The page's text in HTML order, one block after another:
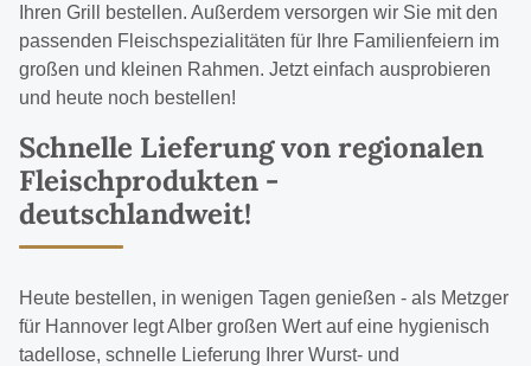
Ihren Grill bestellen. Außerdem versorgen wir Sie mit den
passenden Fleischspezialitäten für Ihre Familienfeiern im
großen und kleinen Rahmen. Jetzt einfach ausprobieren
und heute noch bestellen!
Schnelle Lieferung von regionalen
Fleischprodukten -
deutschlandweit!
Heute bestellen, in wenigen Tagen genießen - als Metzger
für Hannover legt Alber großen Wert auf eine hygienisch
tadellose, schnelle Lieferung Ihrer Wurst- und